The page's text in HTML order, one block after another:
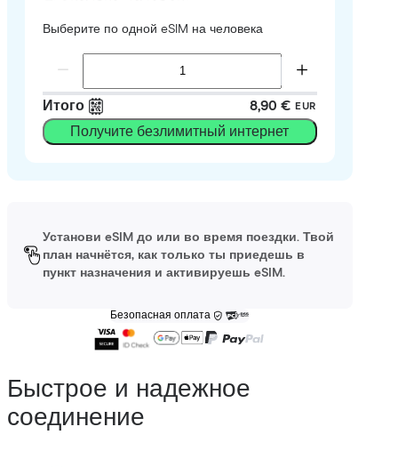
Выберите по одной eSIM на человека
Итого 8,90 € EUR
Получите безлимитный интернет
Установи eSIM до или во время поездки. Твой
план начнётся, как только ты приедешь в
пункт назначения и активируешь eSIM.
Безопасная оплата
Быстрое и надежное
соединение